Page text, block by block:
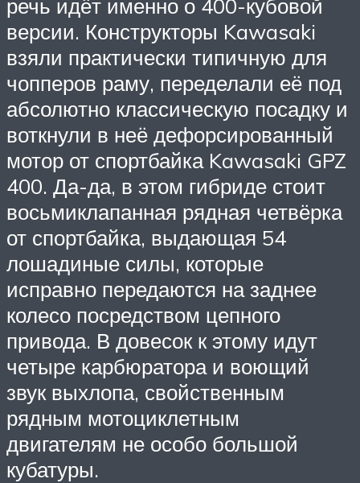
речь идёт именно о 400-кубовой
версии. Конструкторы Kawasaki
взяли практически типичную для
чопперов раму, переделали её под
абсолютно классическую посадку и
воткнули в неё дефорсированный
мотор от спортбайка Kawasaki GPZ
400. Да-да, в этом гибриде стоит
восьмиклапанная рядная четвёрка
от спортбайка, выдающая 54
лошадиные силы, которые
исправно передаются на заднее
колесо посредством цепного
привода. В довесок к этому идут
четыре карбюратора и воющий
звук выхлопа, свойственным
рядным мотоциклетным
двигателям не особо большой
кубатуры.